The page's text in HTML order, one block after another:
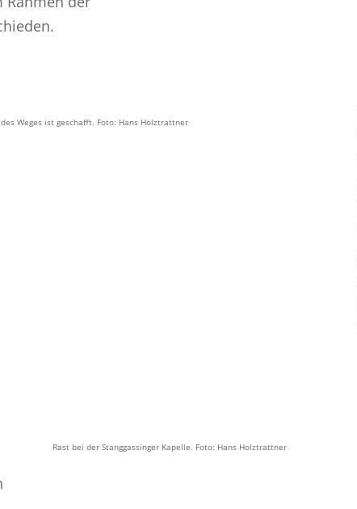
Weges ist geschafft. Foto: Hans Holztrattner
Rast bei der Stanggassinger Kapelle. Foto: Hans Holztrattner